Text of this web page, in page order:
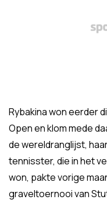
Rybakina won eerder
Open en klom mede
de wereldranglijst,
tennisster, die in het
won, pakte vorige
graveltoernooi van